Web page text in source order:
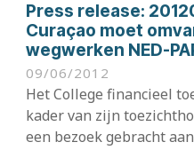
Press release:
Curaçao moet
wegwerken NED-
09/06/2012
Het College financieel
kader van zijn
een bezoek gebracht